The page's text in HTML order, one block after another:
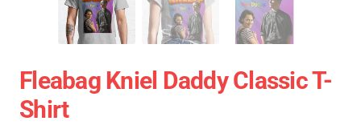
Fleabag Kniel Daddy Classic T-
Shirt